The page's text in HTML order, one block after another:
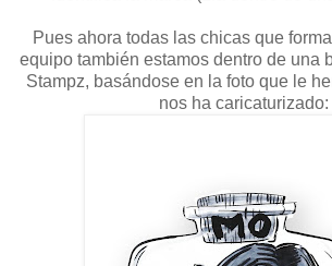
Pues ahora todas las chicas que
equipo también estamos dentro de una
Stampz, basándose en la foto que le
nos ha caricaturizado: